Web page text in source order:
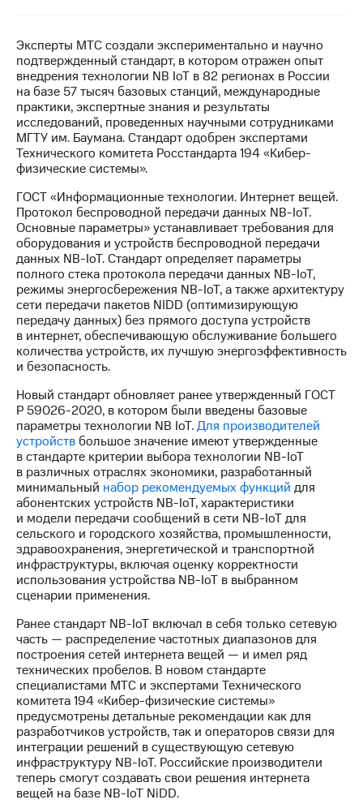
и акционерам
Корпоративное
управление
Корпоративный
секретарь
Раскрытие
информации
Информация
акционерам
Документы
ПАО
"МТС"
Собрания
акционеров
Личный
кабинет
акционера
Акционерный
капитал
Контроль
и
аудит
Рынок
акций
Описание
Программа
приобретения
Порядок
выкупа
акций
Дивиденды
Рынок
облигаций
Описание
Еврооблигации-2023
Уведомление
о
погашении
именных
облигаций
Другое
Регистратор
Реквизиты
Контакты
развитие
Эксперты МТС создали экспериментально и научно
подтвержденный стандарт, в котором отражен опыт
внедрения технологии NB IoT в 82 регионах в России
на базе 57 тысяч базовых станций, международные
практики, экспертные знания и результаты
исследований, проведенных научными сотрудниками
МГТУ им. Баумана. Стандарт одобрен экспертами
Технического комитета Росстандарта 194 «Кибер-
физические системы».
ГОСТ «Информационные технологии. Интернет вещей.
Протокол беспроводной передачи данных NB-IoT.
Основные параметры» устанавливает требования для
оборудования и устройств беспроводной передачи
данных NB-IoT. Стандарт определяет параметры
полного стека протокола передачи данных NB-IoT,
режимы энергосбережения NB-IoT, а также архитектуру
сети передачи пакетов NIDD (оптимизирующую
передачу данных) без прямого доступа устройств
в интернет, обеспечивающую обслуживание большего
количества устройств, их лучшую энергоэффективность
и безопасность.
Новый стандарт обновляет ранее утвержденный ГОСТ
Р 59026-2020, в котором были введены базовые
параметры технологии NB IoT.Для производителей
устройств большое значение имеют утвержденные
в стандарте критерии выбора технологии NB-IoT
в различных отраслях экономики, разработанный
минимальный набор рекомендуемых функций для
абонентских устройств NB-IoT, характеристики
и модели передачи сообщений в сети NB-IoT для
сельского и городского хозяйства, промышленности,
здравоохранения, энергетической и транспортной
инфраструктуры, включая оценку корректности
использования устройства NB-IoT в выбранном
сценарии применения.
Ранее стандарт NB-IoT включал в себя только сетевую
часть — распределение частотных диапазонов для
построения сетей интернета вещей — и имел ряд
технических пробелов. В новом стандарте
специалистами МТС и экспертами Технического
комитета 194 «Кибер-физические системы»
предусмотрены детальные рекомендации как для
разработчиков устройств, так и операторов связи для
интеграции решений в существующую сетевую
инфраструктуру NB-IoT. Российские производители
теперь смогут создавать свои решения интернета
вещей на базе NB-IoT NiDD.